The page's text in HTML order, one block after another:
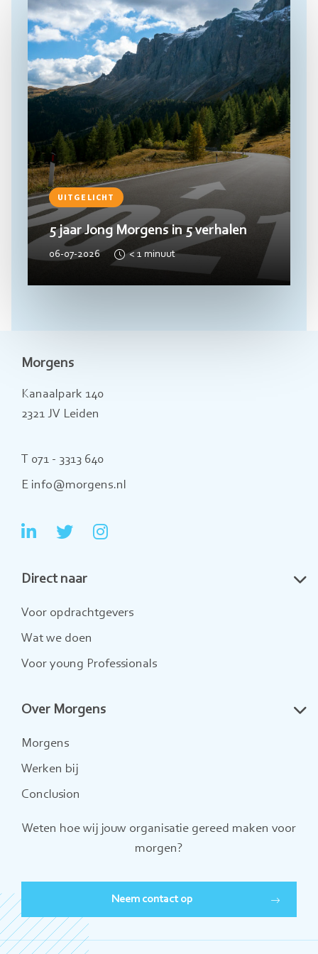
UITGELICHT
5 jaar Jong Morgens in 5 verhalen
06-07-2026 < 1 minuut
Morgens
Kanaalpark 140
2321 JV Leiden
T 071 - 3313 640
E info@morgens.nl
Ga
LinkedIn
Ga
Twitter
Ga
Direct naar
Voor opdrachtgevers
Wat we doen
Voor young Professionals
Over Morgens
Morgens
Werken bij
Conclusion
Weten hoe wij jouw organisatie gereed maken voor
morgen?
Neem contact op